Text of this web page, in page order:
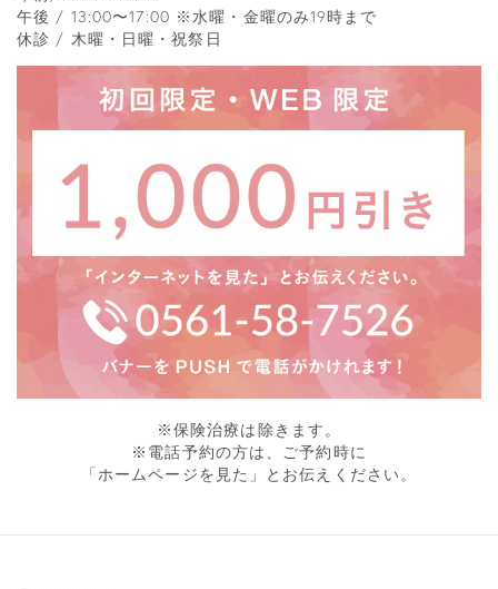
午後 / 13:00〜17:00 ※水曜・金曜のみ19時まで
休診 / 木曜・日曜・祝祭日
※保険治療は除きます。
※電話予約の方は、ご予約時に
「ホームページを見た」とお伝えください。